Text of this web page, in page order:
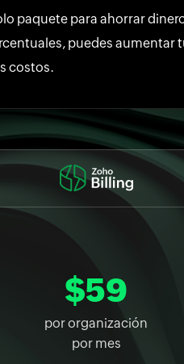
paquete para ahorrar
puedes aumentar
costos.
$59
por organización
por mes